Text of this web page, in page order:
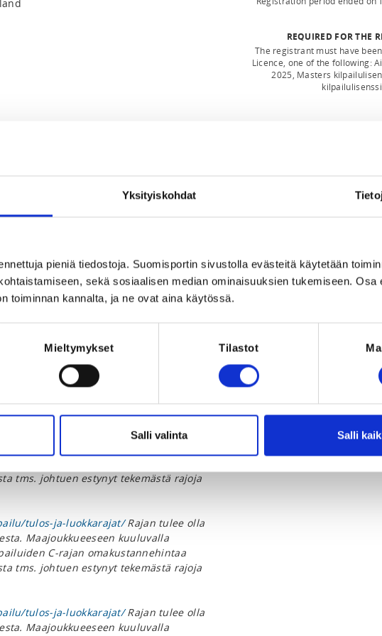
Yksityiskohdat
pieniä tiedostoja. Suomisportin sivustolla evästeitä käytetään
sekä sosiaalisen median ominaisuuksien tukemiseen. Osa
toiminnan kannalta, ja ne ovat aina käytössä.
Mieltymykset Tilastot
Salli valinta Salli
Maajoukkueeseen kuuluvalla
C-rajan omakustannehintaa
tms. johtuen estynyt tekemästä rajoja
tulos-ja-luokkarajat/
Maajoukkueeseen kuuluvalla
C-rajan omakustannehintaa
tms. johtuen estynyt tekemästä rajoja
tulos-ja-luokkarajat/
Rajan tulee olla
tms. johtuen estynyt tekemästä rajoja
tulos-ja-luokkarajat/Rajan tulee olla
Maajoukkueeseen kuuluvalla
C-rajan omakustannehintaa
tms. johtuen estynyt tekemästä rajoja
tulos-ja-luokkarajat/Rajan tulee olla
Maajoukkueeseen kuuluvalla
REQUIRED FOR THE
The registrant must have
Licence, one of the following:
2025, Masters